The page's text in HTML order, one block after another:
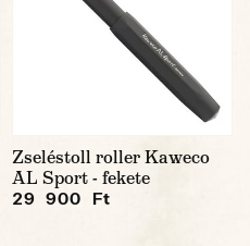
Zseléstoll roller Kaweco
AL Sport - fekete
29 900 Ft